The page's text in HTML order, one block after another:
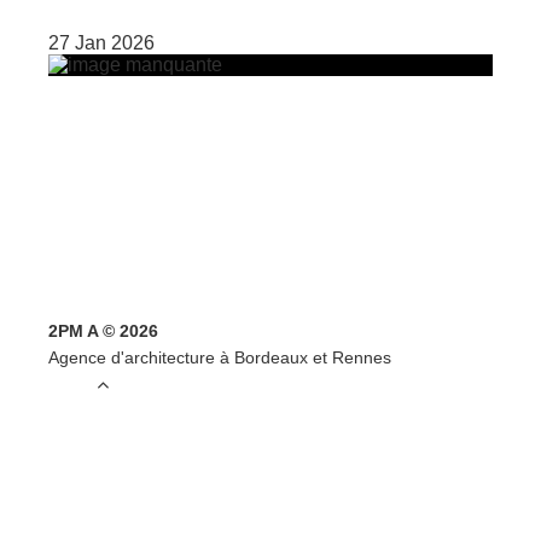
27 Jan 2026
2PM A © 2026
Agence d'architecture à Bordeaux et Rennes
